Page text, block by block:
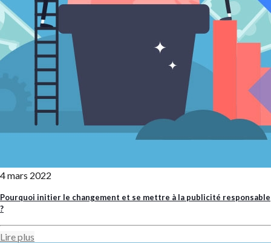
4 mars 2022
Pourquoi initier le changement et se mettre à la publicité responsable
?
Lire plus